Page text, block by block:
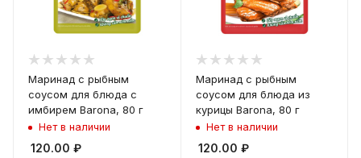
Маринад с рыбным
соусом для блюда с
имбирем Barona, 80 г
Нет в наличии
120.00 ₽
Маринад с рыбным
соусом для блюда из
курицы Barona, 80 г
Нет в наличии
120.00 ₽